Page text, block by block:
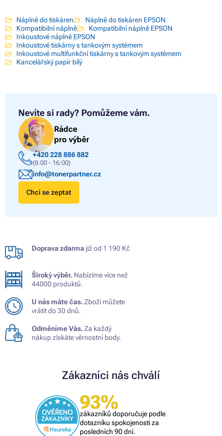
Náplně do tiskáren
Náplně do tiskáren EPSON
Kompatibilní náplně
Kompatibilní náplně EPSON
Inkoustové náplně EPSON
Inkoustové tiskárny s tankovým systémem
Inkoustové multifunkční tiskárny s tankovým systémem
Kancelářský papír bílý
Nevíte si rady? Pomůžeme vám.
Rádce
pro výběr
+420 228 886 882
(8:00 - 16:00)
info@tonerpartner.cz
Chci se zeptat
Doprava zdarma již od 1 190 Kč
Široký výběr. Nabízíme více než
44000 produktů.
U nás máte čas.Zboží můžete
vrátit do 30 dnů.
Odměníme Vás.Za každý
nákup získáte věrnostní body.
Zákazníci nás chválí
93%
zákazníků doporučuje podle
dotazníku spokojenosti za
posledních 90 dní.